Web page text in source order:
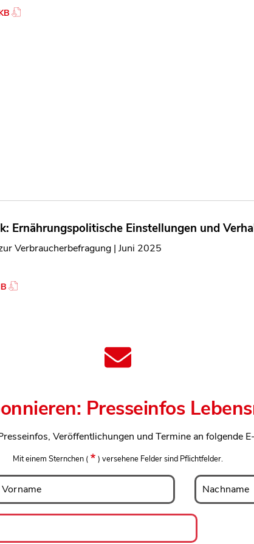
Ernährungspolitische Einstellungen und
Verbraucherbefragung | Juni 2025
Presseinfos
Veröffentlichungen und Termine an folgende
Mit einem Sternchen ( ) versehene Felder sind Pflichtfelder.
Vorname
Nachname
Nachname